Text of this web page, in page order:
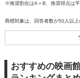
※推奨割合はA＋B、推奨得点は
商標対象は、回答者数が50人以上
おすすめの映画